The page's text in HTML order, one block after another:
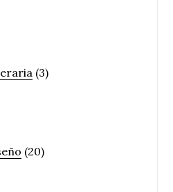
(3)
(20)